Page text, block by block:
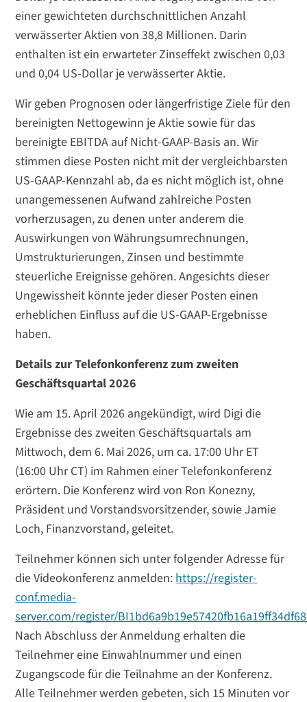
einer gewichteten durchschnittlichen Anzahl
verwässerter Aktien von 38,8 Millionen. Darin
enthalten ist ein erwarteter Zinseffekt zwischen 0,03
und 0,04 US-Dollar je verwässerter Aktie.
Wir geben Prognosen oder längerfristige Ziele für den
bereinigten Nettogewinn je Aktie sowie für das
bereinigte EBITDA auf Nicht-GAAP-Basis an. Wir
stimmen diese Posten nicht mit der vergleichbarsten
US-GAAP-Kennzahl ab, da es nicht möglich ist, ohne
unangemessenen Aufwand zahlreiche Posten
vorherzusagen, zu denen unter anderem die
Auswirkungen von Währungsumrechnungen,
Umstrukturierungen, Zinsen und bestimmte
steuerliche Ereignisse gehören. Angesichts dieser
Ungewissheit könnte jeder dieser Posten einen
erheblichen Einfluss auf die US-GAAP-Ergebnisse
haben.
Details zur Telefonkonferenz zum zweiten
Geschäftsquartal 2026
Wie am 15. April 2026 angekündigt, wird Digi die
Ergebnisse des zweiten Geschäftsquartals am
Mittwoch, dem 6. Mai 2026, um ca. 17:00 Uhr ET
(16:00 Uhr CT) im Rahmen einer Telefonkonferenz
erörtern. Die Konferenz wird von Ron Konezny,
Präsident und Vorstandsvorsitzender, sowie Jamie
Loch, Finanzvorstand, geleitet.
Teilnehmer können sich unter folgender Adresse für
die Videokonferenz anmelden:https://register-
conf.media-
server.com/register/
Nach Abschluss der Anmeldung erhalten die
Teilnehmer eine Einwahlnummer und einen
Zugangscode für die Teilnahme an der Konferenz.
Alle Teilnehmer werden gebeten, sich 15 Minuten vor